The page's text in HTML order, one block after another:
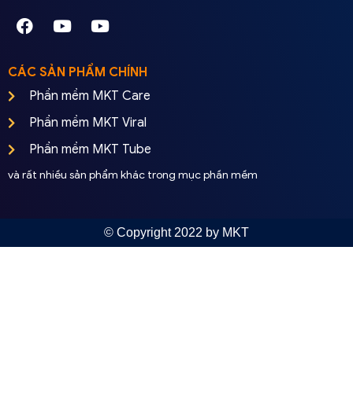
CÁC SẢN PHẨM CHÍNH
Phần mềm MKT Care
Phần mềm MKT Viral
Phần mềm MKT Tube
và rất nhiều sản phẩm khác trong mục phần mềm
© Copyright 2022 by MKT